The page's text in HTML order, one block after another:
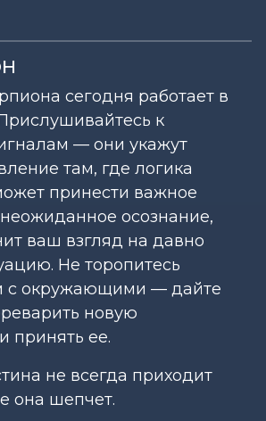
сегодня работает в
к
— они укажут
там, где логика
принести важное
осознание,
ваш взгляд на давно
Не торопитесь
с окружающими — дайте
новую
принять ее.
не всегда приходит
она шепчет.